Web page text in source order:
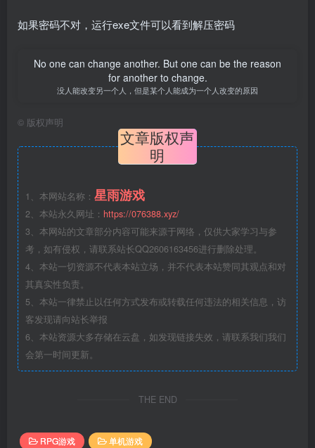
如果密码不对，运行exe文件可以看到解压密码
No one can change another. But one can be the reason
for another to change.
没人能改变另一个人，但是某个人能成为一个人改变的原因
© 版权声明
文章版权声
明
1、本网站名称： 星雨游戏
2、本站永久网址： https://076388.xyz/
3、本网站的文章部分内容可能来源于网络，仅供大家学习与参
考，如有侵权，请联系站长QQ2606163456进行删除处理。
4、本站一切资源不代表本站立场，并不代表本站赞同其观点和对
其真实性负责。
5、本站一律禁止以任何方式发布或转载任何违法的相关信息，访
客发现请向站长举报
6、本站资源大多存储在云盘，如发现链接失效，请联系我们我们
会第一时间更新。
THE END
RPG游戏
单机游戏